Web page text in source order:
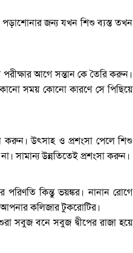
জন্য যখন শিশু ব্যস্ত তখন
আগে সন্তান কে তৈরি করুন।
সময় কোনো কারণে সে পিছিয়ে
করুন। উৎসাহ ও প্রশংসা পেলে শিশু
সামান্য উন্নতিতেই প্রশংসা করুন।
কিন্তু ভয়ঙ্কর। নানান রোগে
আপনার কলিজার টুকরোটির।
সবুজ বনে সবুজ দ্বীপের রাজা হয়ে